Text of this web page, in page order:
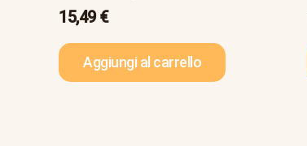
15,49€
Aggiungi al carrello